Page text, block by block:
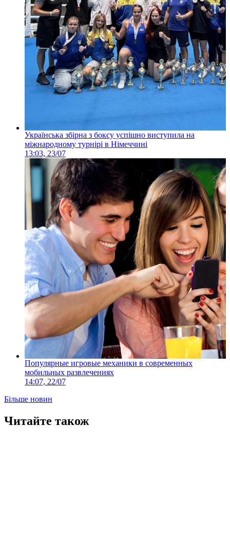
Українська збірна з боксу успішно виступила на
міжнародному турнірі в Німеччині
13:03, 23/07
Популярные игровые механики в современных
мобильных развлечениях
14:07, 22/07
Більше новин
Читайте також